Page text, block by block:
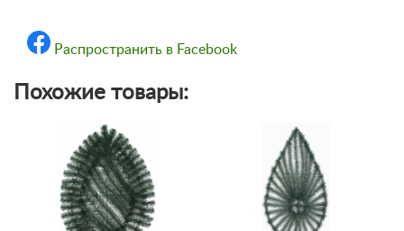
Распространить в Facebook
Похожие товары: